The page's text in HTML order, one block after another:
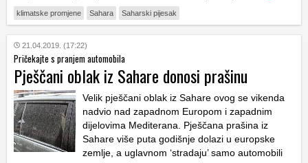
klimatske promjene Sahara Saharski pijesak
21.04.2019. (17:22)
Pričekajte s pranjem automobila
Pješčani oblak iz Sahare donosi prašinu
Velik pješčani oblak iz Sahare ovog se vikenda
nadvio nad zapadnom Europom i zapadnim
dijelovima Mediterana. Pješčana prašina iz
Sahare više puta godišnje dolazi u europske
zemlje, a uglavnom ‘stradaju’ samo automobili